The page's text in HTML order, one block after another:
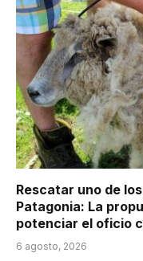
Rescatar uno de
Patagonia: La
potenciar el oficio
6 agosto, 2026